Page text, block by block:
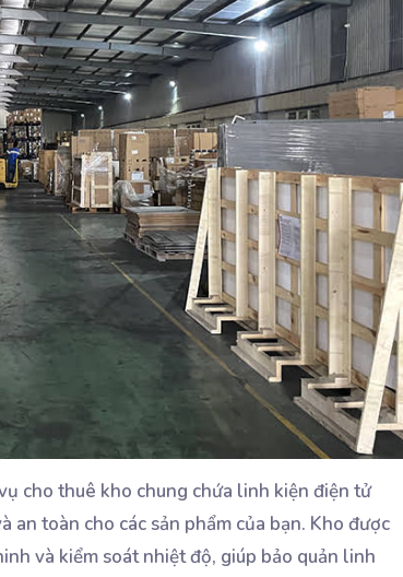
cho thuê kho chung chứa linh kiện điện tử
toàn cho các sản phẩm của bạn. Kho được
và kiểm soát nhiệt độ, giúp bảo quản linh